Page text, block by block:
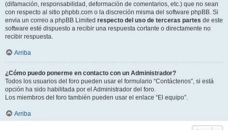
(difamación, responsabilidad, deformación de comentarios, etc.) que no sean
con respecto al sitio phpbb.com o la discreción misma del software phpBB. Si
envia un correo a phpBB Limited respecto del uso de terceras partes de este
software esté dispuesto a recibir una respuesta cortante o directamente no
recibir respuesta.
Arriba
¿Cómo puedo ponerme en contacto con un Administrador?
Todos los usuarios del foro pueden usar el formulario “Contáctenos”, si está
opción ha sido habilitada por el Administrador del foro.
Los miembros del foro también pueden usar el enlace “El equipo”.
Arriba